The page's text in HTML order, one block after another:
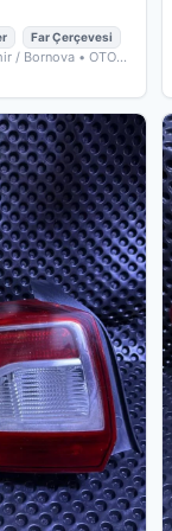
Far Çerçevesi
/ Bornova • OTO